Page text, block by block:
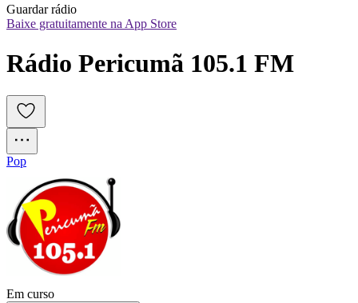
Guardar rádio
Baixe gratuitamente na App Store
Rádio Pericumã 105.1 FM
Pop
Em curso